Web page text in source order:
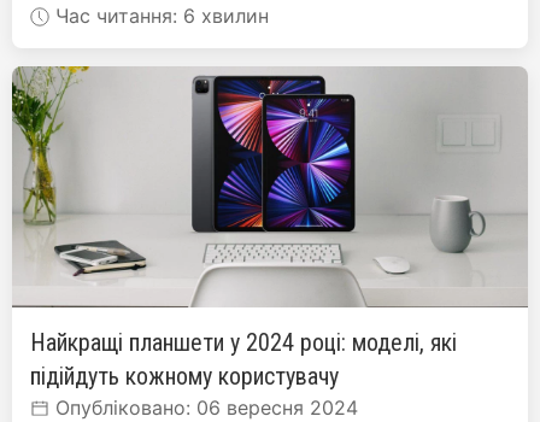
Час читання: 6 хвилин
Найкращі планшети у 2024 році: моделі, які
підійдуть кожному користувачу
Опубліковано: 06 вересня 2024